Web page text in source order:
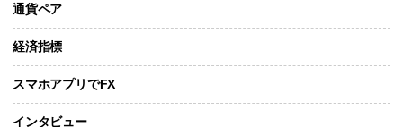
通貨ペア
経済指標
スマホアプリでFX
インタビュー